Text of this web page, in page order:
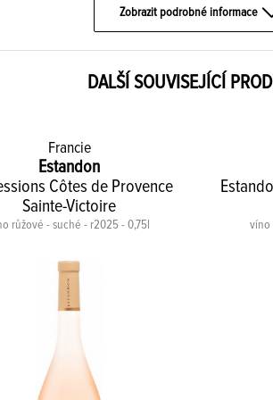
Zobrazit podrobné informace
DALŠÍ SOUVISEJÍCÍ
Francie
Estandon
Côtes de Provence
Sainte-Victoire
růžové - suché - r2025 - 0,75l víno